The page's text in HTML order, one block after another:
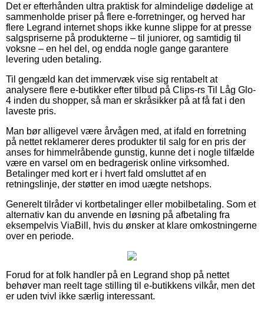
Det er efterhånden ultra praktisk for almindelige dødelige at
sammenholde priser på flere e-forretninger, og herved har
flere Legrand internet shops ikke kunne slippe for at presse
salgspriserne på produkterne – til juniorer, og samtidig til
voksne – en hel del, og endda nogle gange garantere
levering uden betaling.
Til gengæld kan det immervæk vise sig rentabelt at
analysere flere e-butikker efter tilbud på Clips-rs Til Låg Glo-
4 inden du shopper, så man er skråsikker på at få fat i den
laveste pris.
Man bør alligevel være årvågen med, at ifald en forretning
på nettet reklamerer deres produkter til salg for en pris der
anses for himmelråbende gunstig, kunne det i nogle tilfælde
være en varsel om en bedragerisk online virksomhed.
Betalinger med kort er i hvert fald omsluttet af en
retningslinje, der støtter en imod uægte netshops.
Generelt tilråder vi kortbetalinger eller mobilbetaling. Som et
alternativ kan du anvende en løsning på afbetaling fra
eksempelvis ViaBill, hvis du ønsker at klare omkostningerne
over en periode.
Forud for at folk handler på en Legrand shop på nettet
behøver man reelt tage stilling til e-butikkens vilkår, men det
er uden tvivl ikke særlig interessant.